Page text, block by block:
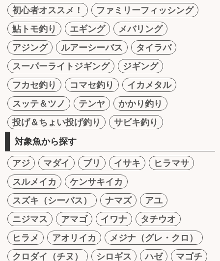
初心者オススメ！
ファミリーフィッシング
鮎トモ釣り
エギング
メバリング
アジング
ルアーシーバス
タイラバ
スーパーライトジギング
ジギング
フカセ釣り
コマセ釣り
イカメタル
スッテ＆ツノ
テンヤ
かかり釣り
投げ＆ちょい投げ釣り
サビキ釣り
対象魚から探す
アジ マダイ ブリ イサキ
ヒラマサ
スルメイカ
ケンサキイカ
スズキ（シーバス）
ナマズ
アユ
ニジマス
アマゴ イワナ
タチウオ
ヒラメ
アオリイカ
メジナ（グレ・クロ）
クロダイ（チヌ）
シロギス ハゼ
マゴチ